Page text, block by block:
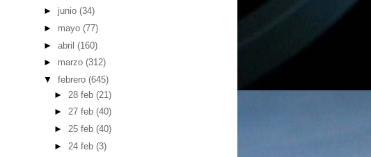
► junio (34)
► mayo (77)
► abril (160)
► marzo (312)
▼ febrero (645)
► 28 feb(21)
►27 feb(40)
►25 feb(40)
► 24 feb(3)